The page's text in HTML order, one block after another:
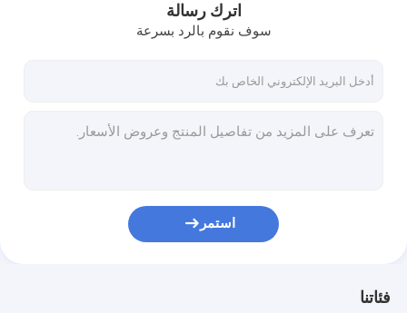
اترك رسالة
سوف نقوم بالرد بسرعة
استمر
فئاتنا